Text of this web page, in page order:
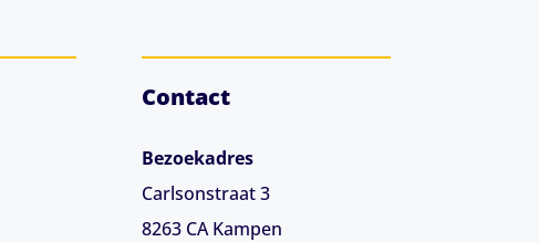
Contact
Bezoekadres
Carlsonstraat 3
8263 CA Kampen